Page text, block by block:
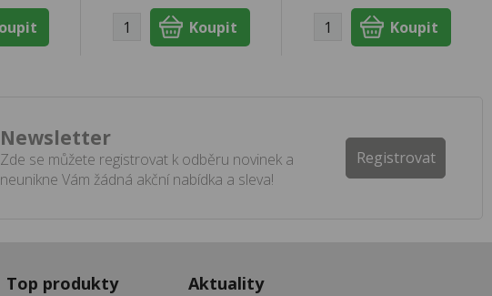
Newsletter
Zde se můžete registrovat k odběru novinek a
neunikne Vám žádná akční nabídka a sleva!
Registrovat
Top produkty Aktuality